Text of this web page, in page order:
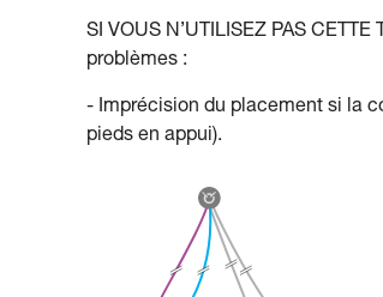
SI VOUS N’UTILISEZ PAS
problèmes :
- Imprécision du placement si la
pieds en appui).